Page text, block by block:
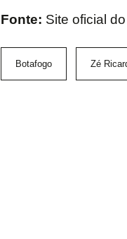
Fonte: Site oficial do
Botafogo Zé